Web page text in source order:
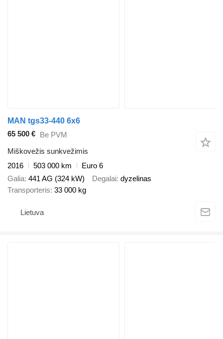
MAN tgs33-440 6x6
65 500 € Be PVM
Miškovežis sunkvežimis
2016
503 000 km
Euro 6
Galia 441 AG (324 kW) Degalai dyzelinas
Transporteris 33 000 kg
Lietuva